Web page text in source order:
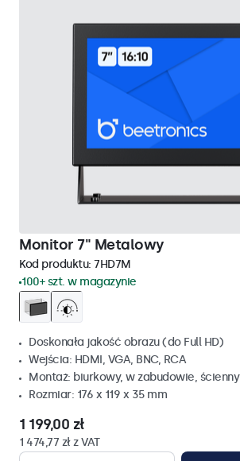
Monitor 7" Metalowy
Kod produktu: 7HD7M
100+ szt. w magazynie
Doskonała jakość obrazu (do Full HD)
Wejścia: HDMI, VGA, BNC, RCA
Montaż: biurkowy, w zabudowie, ścienny
Rozmiar: 176 x 119 x 35 mm
1 199,00 zł
1 474,77 zł z VAT